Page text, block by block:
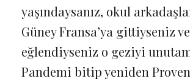
yaşındaysanız, okul
Güney Fransa’ya gittiyseniz
eğlendiyseniz o geziyi
Pandemi bitip yeniden